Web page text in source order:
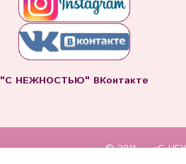
"С НЕЖНОСТЬЮ" ВКонтакте
© 2011 — «С